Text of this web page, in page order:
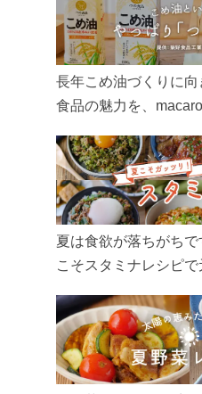
長年こめ油づくりに
食品の魅力を、
ん、製造現場や品質
こめ油をもっと好き
ぜひお楽しみください
夏は食欲が落ちがち
こそスタミナレシピ
リ食べて、夏バテを
う！